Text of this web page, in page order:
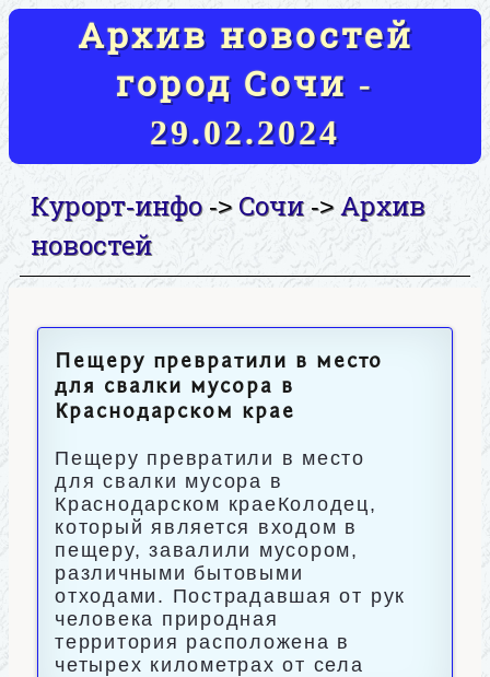
Архив новостей
город Сочи -
29.02.2024
Курорт-инфо-> Сочи->Архив
новостей
Пещеру превратили в место
для свалки мусора в
Краснодарском крае
Пещеру превратили в место
для свалки мусора в
Краснодарском краеКолодец,
который является входом в
пещеру, завалили мусором,
различными бытовыми
отходами. Пострадавшая от рук
человека природная
территория расположена в
четырех километрах от села